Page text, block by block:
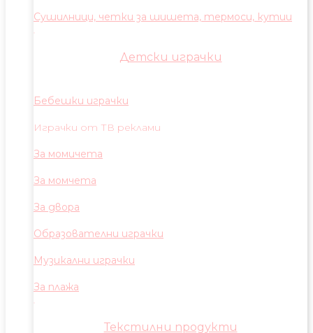
Сушилници, четки за шишета, термоси, кутии
Детски играчки
Бебешки играчки
Играчки от ТВ реклами
За момичета
За момчета
За двора
Образователни играчки
Музикални играчки
За плажа
Текстилни продукти